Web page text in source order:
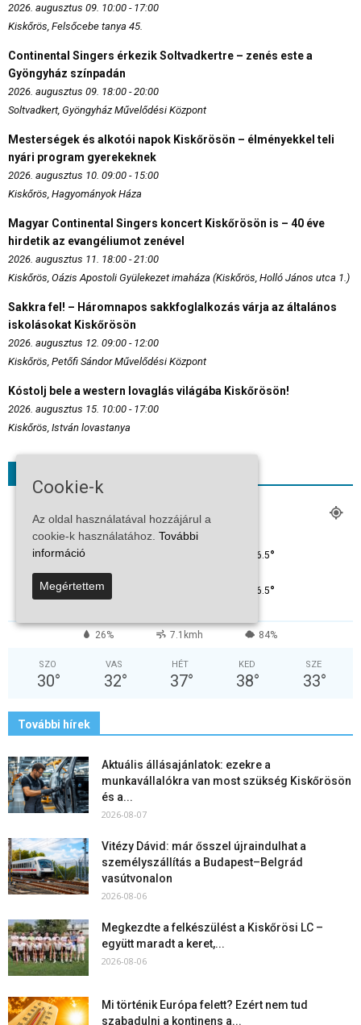
2026. augusztus 09. 10:00 - 17:00
Kiskőrös, Felsőcebe tanya 45.
Continental Singers érkezik Soltvadkertre – zenés este a
Gyöngyház színpadán
2026. augusztus 09. 18:00 - 20:00
Soltvadkert, Gyöngyház Művelődési Központ
Mesterségek és alkotói napok Kiskőrösön – élményekkel teli
nyári program gyerekeknek
2026. augusztus 10. 09:00 - 15:00
Kiskőrös, Hagyományok Háza
Magyar Continental Singers koncert Kiskőrösön is – 40 éve
hirdetik az evangéliumot zenével
2026. augusztus 11. 18:00 - 21:00
Kiskőrös, Oázis Apostoli Gyülekezet imaháza (Kiskőrös, Holló János utca 1.)
Sakkra fel! – Háromnapos sakkfoglalkozás várja az általános
iskolásokat Kiskőrösön
2026. augusztus 12. 09:00 - 12:00
Kiskőrös, Petőfi Sándor Művelődési Központ
Kóstolj bele a western lovaglás világába Kiskőrösön!
2026. augusztus 15. 10:00 - 17:00
Kiskőrös, István lovastanya
KISKŐRÖS
Erős Felhőzet
36.5°
36.5°
26% 7.1kmh 84%
SZO
30°
VAS
32°
HÉT
37°
KED
38°
SZE
33°
További hírek
Aktuális állásajánlatok: ezekre a
munkavállalókra van most szükség Kiskőrösön
és a...
2026-08-07
Vitézy Dávid: már ősszel újraindulhat a
személyszállítás a Budapest–Belgrád
vasútvonalon
2026-08-06
Megkezdte a felkészülést a Kiskőrösi LC –
együtt maradt a keret,...
2026-08-06
Mi történik Európa felett? Ezért nem tud
szabadulni a kontinens a...
Cookie-k
Az oldal használatával hozzájárul a
cookie-k használatához. További
információ
Megértettem